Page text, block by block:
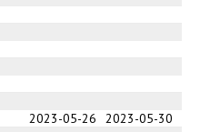
2023-05-26
2023-05-30